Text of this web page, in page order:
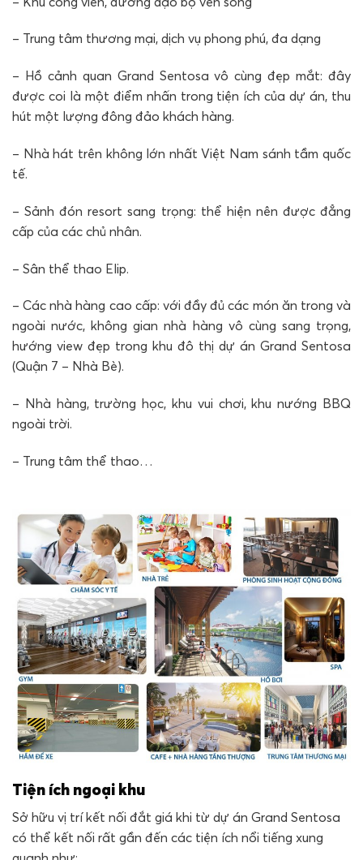
– Trung tâm thương mại, dịch vụ phong phú, đa dạng
– Hồ cảnh quan Grand Sentosa vô cùng đẹp mắt: đây
được coi là một điểm nhấn trong tiện ích của dự án, thu
hút một lượng đông đảo khách hàng.
– Nhà hát trên không lớn nhất Việt Nam sánh tầm quốc
tế.
– Sảnh đón resort sang trọng: thể hiện nên được đẳng
cấp của các chủ nhân.
– Sân thể thao Elip.
– Các nhà hàng cao cấp: với đầy đủ các món ăn trong và
ngoài nước, không gian nhà hàng vô cùng sang trọng,
hướng view đẹp trong khu đô thị dự án Grand Sentosa
(Quận 7 – Nhà Bè).
– Nhà hàng, trường học, khu vui chơi, khu nướng BBQ
ngoài trời.
– Trung tâm thể thao…
Tiện ích ngoại khu
Sở hữu vị trí kết nối đắt giá khi từ dự án Grand Sentosa
có thể kết nối rất gần đến các tiện ích nổi tiếng xung